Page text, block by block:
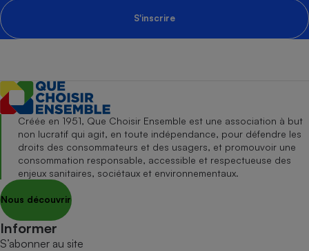
S'inscrire
Créée en 1951, Que Choisir Ensemble est une association à but
non lucratif qui agit, en toute indépendance, pour défendre les
droits des consommateurs et des usagers, et promouvoir une
consommation responsable, accessible et respectueuse des
enjeux sanitaires, sociétaux et environnementaux.
Nous découvrir
Informer
S’abonner au site